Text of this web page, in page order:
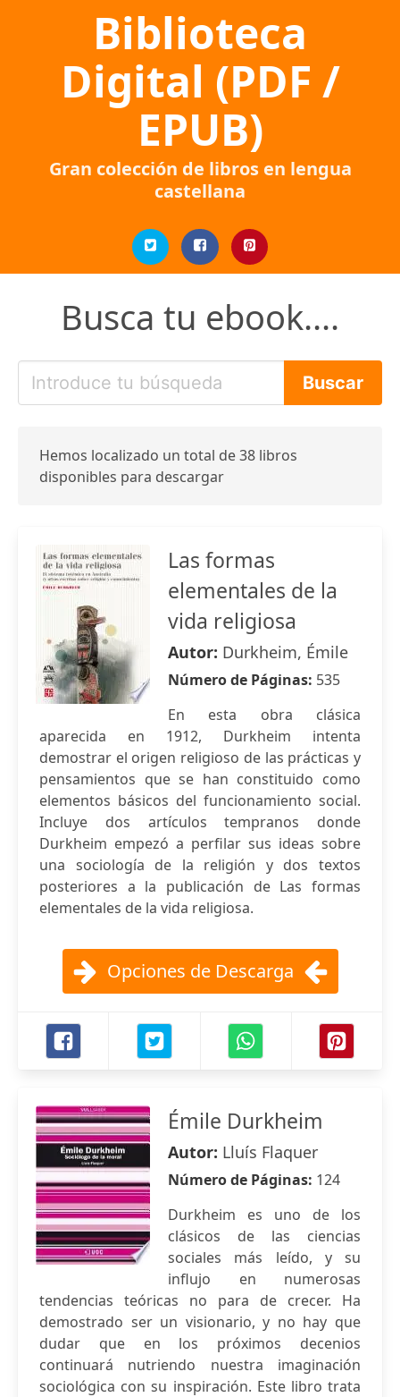
Biblioteca
Digital (PDF /
EPUB)
Gran colección de libros en lengua
castellana
Busca tu ebook....
Hemos localizado un total de 38 libros
disponibles para descargar
Las formas
elementales de la
vida religiosa
Autor: Durkheim, Émile
Número de Páginas: 535
En esta obra clásica
aparecida en 1912, Durkheim intenta
demostrar el origen religioso de las prácticas y
pensamientos que se han constituido como
elementos básicos del funcionamiento social.
Incluye dos artículos tempranos donde
Durkheim empezó a perfilar sus ideas sobre
una sociología de la religión y dos textos
posteriores a la publicación de Las formas
elementales de la vida religiosa.
Opciones de Descarga
Émile Durkheim
Autor: Lluís Flaquer
Número de Páginas: 124
Durkheim es uno de los
clásicos de las ciencias
sociales más leído, y su
influjo en numerosas
tendencias teóricas no para de crecer. Ha
demostrado ser un visionario, y no hay que
dudar que en los próximos decenios
continuará nutriendo nuestra imaginación
sociológica con su inspiración. Este libro trata